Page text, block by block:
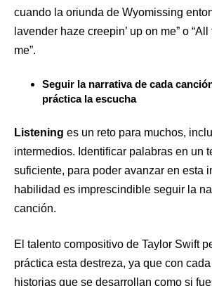
cuando la oriunda de Wyomissing
lavender haze creepin’ up on me” o
me”.
Seguir la narrativa de cada
práctica la escucha
Listening es un reto para muchos,
intermedios. Identificar palabras en un
suficiente, para poder avanzar en esta
habilidad es imprescindible seguir la
canción.
El talento compositivo de Taylor Swift
práctica esta destreza, ya que con
historias que se desarrollan como si